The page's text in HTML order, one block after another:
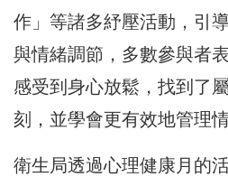
作」等諸多紓壓活動，引
與情緒調節，多數參與者
感受到身心放鬆，找到了
刻，並學會更有效地管理
衛生局透過心理健康月的